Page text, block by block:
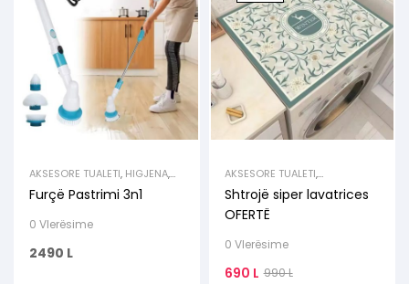
AKSESORE TUALETI, HIGJENA,
PASTRIM
TUALETI
Furçë Pastrimi 3n1
0 Vlerësime
2490 L
AKSESORE TUALETI,
ELEKTORSHTEPIAKE TE MEDHA
HIGJENA, PASTRIM,TUALETI
Shtrojë siper lavatrices
OFERTË
0 Vlerësime
990L
690 L